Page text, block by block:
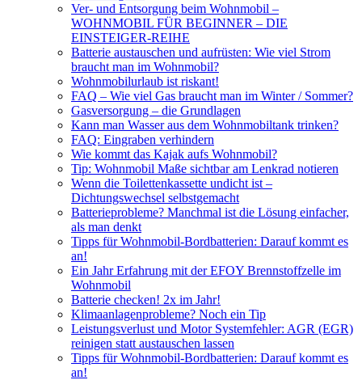
Ver- und Entsorgung beim Wohnmobil –
WOHNMOBIL FÜR BEGINNER – DIE
EINSTEIGER-REIHE
Batterie austauschen und aufrüsten: Wie viel Strom
braucht man im Wohnmobil?
Wohnmobilurlaub ist riskant!
FAQ – Wie viel Gas braucht man im Winter / Sommer?
Gasversorgung – die Grundlagen
Kann man Wasser aus dem Wohnmobiltank trinken?
FAQ: Eingraben verhindern
Wie kommt das Kajak aufs Wohnmobil?
Tip: Wohnmobil Maße sichtbar am Lenkrad notieren
Wenn die Toilettenkassette undicht ist –
Dichtungswechsel selbstgemacht
Batterieprobleme? Manchmal ist die Lösung einfacher,
als man denkt
Tipps für Wohnmobil-Bordbatterien: Darauf kommt es
an!
Ein Jahr Erfahrung mit der EFOY Brennstoffzelle im
Wohnmobil
Batterie checken! 2x im Jahr!
Klimaanlagenprobleme? Noch ein Tip
Leistungsverlust und Motor Systemfehler: AGR (EGR)
reinigen statt austauschen lassen
Tipps für Wohnmobil-Bordbatterien: Darauf kommt es
an!